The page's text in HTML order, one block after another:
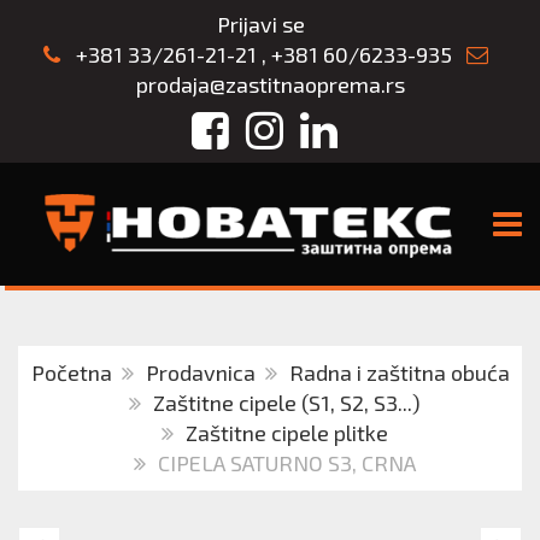
Prijavi se
+381 33/261-21-21 , +381 60/6233-935
prodaja@zastitnaoprema.rs
FacebookInstagram
LinkedIn
Početna Prodavnica
Radna i zaštitna obuća
Zaštitne cipele (S1, S2, S3...)
Zaštitne cipele plitke
CIPELA SATURNO S3, CRNA